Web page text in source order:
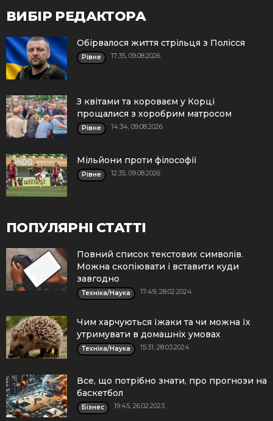
ВИБІР РЕДАКТОРА
Обірвалося життя стрільця з Полісся
Рівне 17:35, 09.08.2026
З квітами та короваєм у Корці
прощалися з хоробрим матросом
Рівне 14:34, 09.08.2026
Мільйони проти філософії
Рівне 12:35, 09.08.2026
ПОПУЛЯРНІ СТАТТІ
Повний список текстових символів.
Можна скопіювати і вставити куди
завгодно
Техніка/Наука 17:49, 28.02.2024
Чим харчуються їжаки та чи можна їх
утримувати в домашніх умовах
Техніка/Наука 15:31, 28.03.2024
Все, що потрібно знати, про прогнози на
баскетбол
Бізнес 19:45, 26.02.2023